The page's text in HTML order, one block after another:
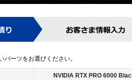
ーツをお選びください。
NVIDIA RTX PRO 6000